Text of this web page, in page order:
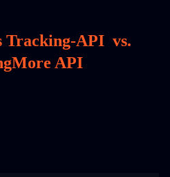
Tracking-API vs.
API